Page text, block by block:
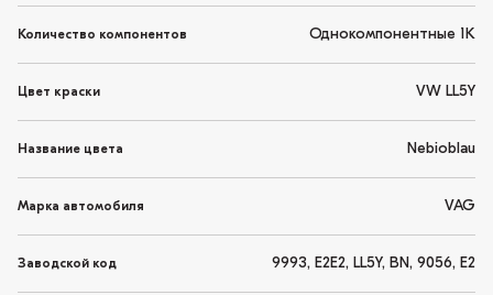
Количество компонентов Однокомпонентные 1K
Цвет краски VW LL5Y
Название цвета Nebioblau
Марка автомобиля VAG
Заводской код 9993, E2E2, LL5Y, BN, 9056, E2